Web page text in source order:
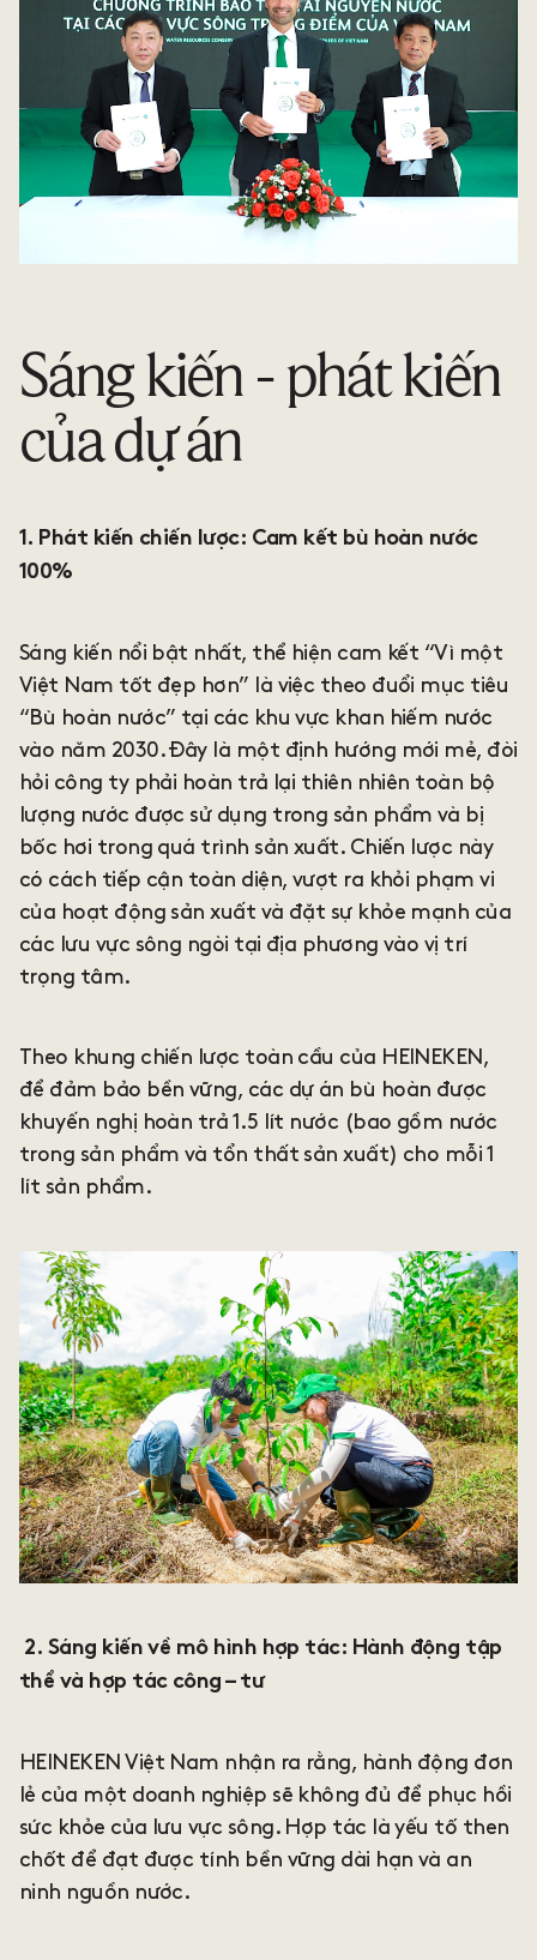
Sáng kiến - phát kiến
của dự án
1. Phát kiến chiến lược: Cam kết bù hoàn nước
100%
Sáng kiến nổi bật nhất, thể hiện cam kết “Vì một
Việt Nam tốt đẹp hơn” là việc theo đuổi mục tiêu
“Bù hoàn nước” tại các khu vực khan hiếm nước
vào năm 2030. Đây là một định hướng mới mẻ, đòi
hỏi công ty phải hoàn trả lại thiên nhiên toàn bộ
lượng nước được sử dụng trong sản phẩm và bị
bốc hơi trong quá trình sản xuất. Chiến lược này
có cách tiếp cận toàn diện, vượt ra khỏi phạm vi
của hoạt động sản xuất và đặt sự khỏe mạnh của
các lưu vực sông ngòi tại địa phương vào vị trí
trọng tâm.
Theo khung chiến lược toàn cầu của HEINEKEN,
để đảm bảo bền vững, các dự án bù hoàn được
khuyến nghị hoàn trả 1.5 lít nước (bao gồm nước
trong sản phẩm và tổn thất sản xuất) cho mỗi 1
lít sản phẩm.
2. Sáng kiến về mô hình hợp tác: Hành động tập
thể và hợp tác công – tư
HEINEKEN Việt Nam nhận ra rằng, hành động đơn
lẻ của một doanh nghiệp sẽ không đủ để phục hồi
sức khỏe của lưu vực sông. Hợp tác là yếu tố then
chốt để đạt được tính bền vững dài hạn và an
ninh nguồn nước.